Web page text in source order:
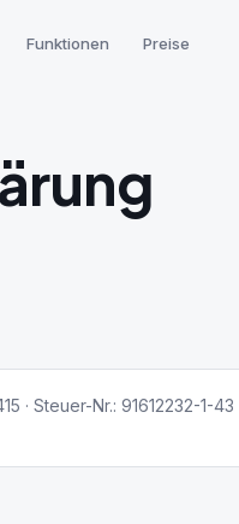
Funktionen Preise
· Steuer-Nr.: 91612232-1-43